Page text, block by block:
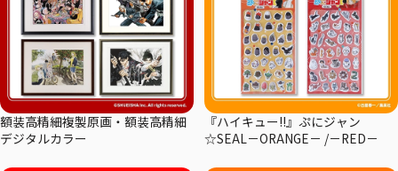
額装高精細複製原画・額装高精細
デジタルカラー
『ハイキュー!!』ぷにジャン
☆SEAL－ORANGE－ /－RED－